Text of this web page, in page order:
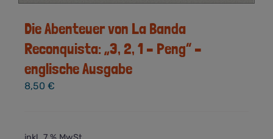
Die Abenteuer von La Banda
Reconquista: „3, 2, 1 – Peng“ –
englische Ausgabe
8,50 €